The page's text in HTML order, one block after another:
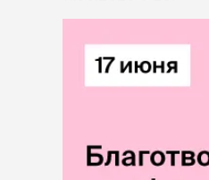
лошади
бренды